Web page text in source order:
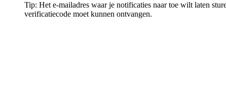
Tip: Het e-mailadres waar je notificaties naar toe wilt laten
verificatiecode moet kunnen ontvangen.